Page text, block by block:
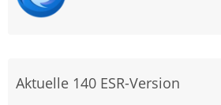
Aktuelle 140 ESR-Version